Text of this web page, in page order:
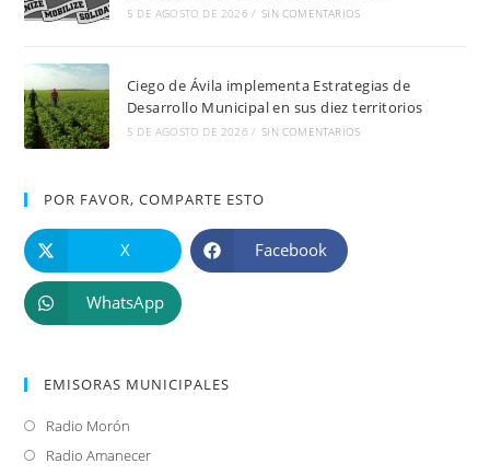
5 DE AGOSTO DE 2026 / SIN COMENTARIOS
Ciego de Ávila implementa Estrategias de
Desarrollo Municipal en sus diez territorios
5 DE AGOSTO DE 2026 / SIN COMENTARIOS
POR FAVOR, COMPARTE ESTO
X Facebook
WhatsApp
EMISORAS MUNICIPALES
Radio Morón
abre
Radio AmanecerSe